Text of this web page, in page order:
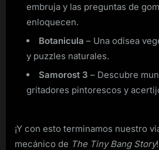
embruja y las preguntas de
enloquecen.
Botanicula – Una odisea
y puzzles naturales.
Samorost 3 – Descubre
gritadores pintorescos y
¡Y con esto terminamos nuestro
mecánico de The Tiny Bang Story